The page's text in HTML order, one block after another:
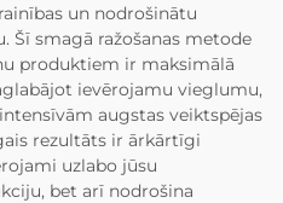
un nodrošinātu
smagā ražošanas metode
produktiem ir maksimālā
ievērojamu vieglumu,
augstas veiktspējas
rezultāts ir ārkārtīgi
uzlabo jūsu
bet arī nodrošina